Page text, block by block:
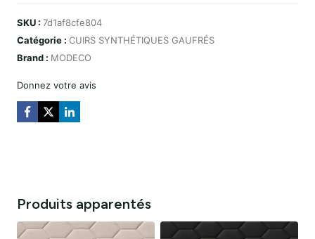
/
BRĄZOWY
SKU : 7d1af8cfe804
Catégorie : CUIRS SYNTHÉTIQUES GAUFRÉS
Brand : MODECO
Donnez votre avis
Produits apparentés